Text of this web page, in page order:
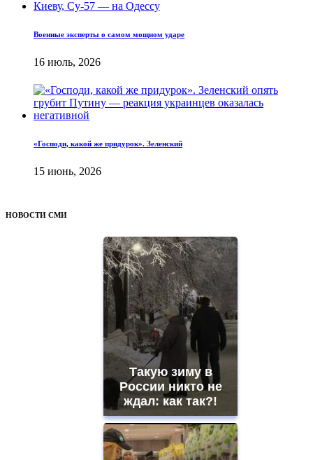
Военные эксперты о самом мощном ударе
16 июль, 2026
«Господи, какой же придурок». Зеленский
15 июнь, 2026
НОВОСТИ СМИ
Такую зиму в
России никто не
ждал: как так?!